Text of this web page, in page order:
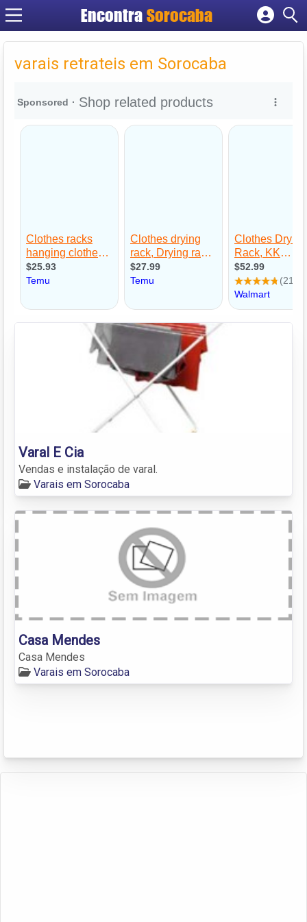
EncontraSorocaba
Cadastrar empresa
Criar conta
varais retrateis em Sorocaba
Varal E Cia
Vendas e instalação de varal.
Varais em Sorocaba
Casa Mendes
Casa Mendes
Varais em Sorocaba